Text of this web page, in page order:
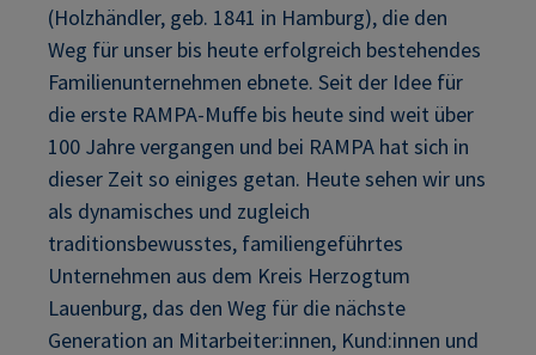
(Holzhändler, geb. 1841 in Hamburg), die den
Weg für unser bis heute erfolgreich bestehendes
Familienunternehmen ebnete. Seit der Idee für
die erste RAMPA-Muffe bis heute sind weit über
100 Jahre vergangen und bei RAMPA hat sich in
dieser Zeit so einiges getan. Heute sehen wir uns
als dynamisches und zugleich
traditionsbewusstes, familiengeführtes
Unternehmen aus dem Kreis Herzogtum
Lauenburg, das den Weg für die nächste
Generation an Mitarbeiter:innen, Kund:innen und